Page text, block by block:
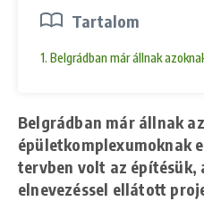
Tartalom
1. Belgrádban már állnak
Belgrádban már állnak
épületkomplexumoknak
tervben volt az építésük,
elnevezéssel ellátott